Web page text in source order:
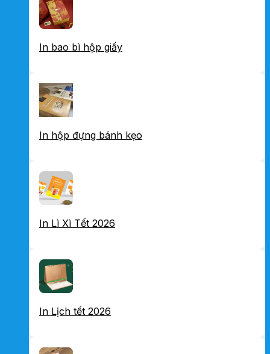
In bao bì hộp giấy
In hộp đựng bánh kẹo
In Lì Xì Tết 2026
In Lịch tết 2026